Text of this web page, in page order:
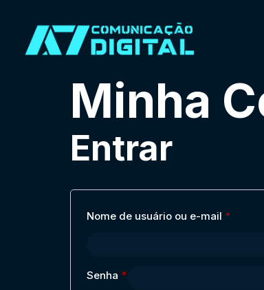
Minha
Entrar
Nome de usuário ou e-mail *
Senha *